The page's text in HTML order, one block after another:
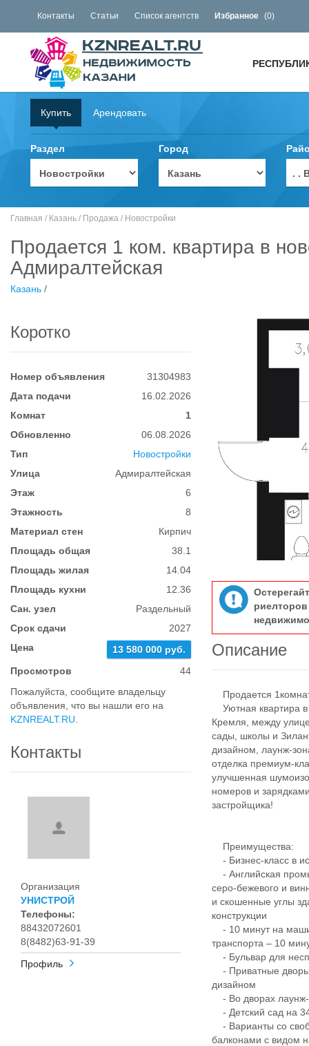
Контакты Статьи Список агентств Избранное (0)
Купить Арендовать
Раздел Город
. .
Главная / Казань / Продажа / Новостройки
Продается 1 ком. квартира в
Адмиралтейская
Казань /
Коротко
Номер объявления
31304983
Дата подачи
16.02.2026
Комнат
1
Обновленно
06.08.2026
Тип
Новостройки
Улица
Адмиралтейская
Этаж
6
Этажность
8
Материал стен
Кирпич
Площадь общая
38.1
Площадь жилая
14.04
Площадь кухни
12.36
Сан. узел
Раздельный
Срок сдачи
2027
Цена
13 580 000 руб.
Просмотров
44
Пожалуйста, сообщите владельцу
объявления, что вы нашли его на
KZNREALT.RU
Контакты
Организация
УНИСТРОЙ
Телефоны:
88432072601
8(8482)63-91-39
Профиль
Описание
Продается
Уютная квартира в
Кремля, между
сады, школы и
дизайном, лаунж-
отделка премиум-
улучшенная
номеров и
застройщика!
Преимущества:
- Бизнес-класс в
- Английская
серо-бежевого и
и скошенные углы
конструкции
- 10 минут на
транспорта – 10
- Бульвар для
- Приватные
дизайном
- Во дворах лаунж-
- Детский сад на
- Варианты со
балконами с видом